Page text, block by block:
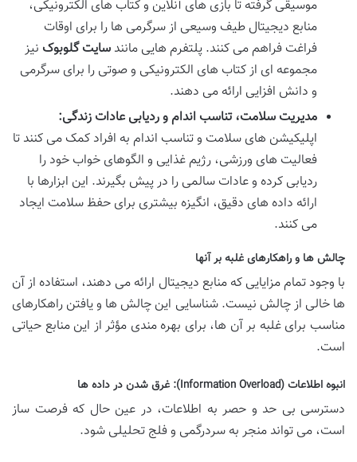
موسیقی گرفته تا بازی های آنلاین و کتاب های الکترونیکی،
منابع دیجیتال طیف وسیعی از سرگرمی ها را برای اوقات
فراغت فراهم می کنند. پلتفرم هایی مانند سایت گلوبوک نیز
مجموعه ای از کتاب های الکترونیکی و صوتی را برای سرگرمی
و دانش افزایی ارائه می دهند.
مدیریت سلامت، تناسب اندام و ردیابی عادات زندگی:
اپلیکیشن های سلامت و تناسب اندام به افراد کمک می کنند تا
فعالیت های ورزشی، رژیم غذایی و الگوهای خواب خود را
ردیابی کرده و عادات سالمی را در پیش بگیرند. این ابزارها با
ارائه داده های دقیق، انگیزه بیشتری برای حفظ سلامت ایجاد
می کنند.
چالش ها و راهکارهای غلبه بر آنها
با وجود تمام مزایایی که منابع دیجیتال ارائه می دهند، استفاده از آن
ها خالی از چالش نیست. شناسایی این چالش ها و یافتن راهکارهای
مناسب برای غلبه بر آن ها، برای بهره مندی مؤثر از این منابع حیاتی
است.
انبوه اطلاعات (Information Overload): غرق شدن در داده ها
دسترسی بی حد و حصر به اطلاعات، در عین حال که فرصت ساز
است، می تواند منجر به سردرگمی و فلج تحلیلی شود.